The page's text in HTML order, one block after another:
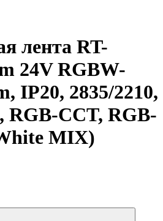
лента RT-
24V RGBW-
IP20, 2835/2210,
CCT, RGB-
MIX)